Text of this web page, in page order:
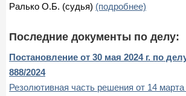
Ралько О.Б. (судья) (подробнее)
Последние документы по делу:
Постановление от 30 мая 2024 г. по
888/2024
Резолютивная часть решения от 14 марта